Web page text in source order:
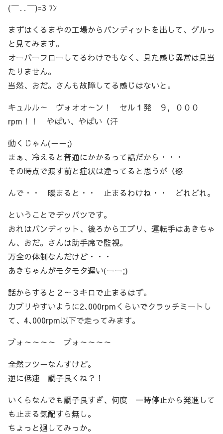
(￣‥￣)=3 ﾌﾝ
まずはくるまやの工場からバンディットを出して、グルっ
と見てみます。
オーバーフローしてるわけでもなく、見た感じ異常は見当
たりません。
当然、おだ。さんも故障してる感じはないと。
キュルル～ ヴォオオ～ン！ セル１発 ９，０００
rpm！！ やばい、やばい（汗
動くじゃん(ーー;)
まぁ、冷えると普通にかかるって話だから・・・
その時点で渡す前と症状は違ってると思うが（怒
んで・・ 暖まると・・ 止まるわけね・・ どれどれ。
ということでデッパツです。
おれはバンディット、後ろからエブリ、運転手はあきちゃ
ん、おだ。さんは助手席で監視。
万全の体制なんだけど・・・
あきちゃんがモタモタ遅い(ーー;)
話からすると２～３キロで止まるはず。
カブリやすいように2､000rpmくらいでクラッチミートし
て、4､000rpm以下で走ってみます。
ブォ～～～～ ブォ～～～～
全然フツーなんすけど。
逆に低速 調子良くね？！
いくらなんでも調子良すぎ、何度 一時停止から発進して
も止まる気配すら無し。
ちょっと廻してみっか。